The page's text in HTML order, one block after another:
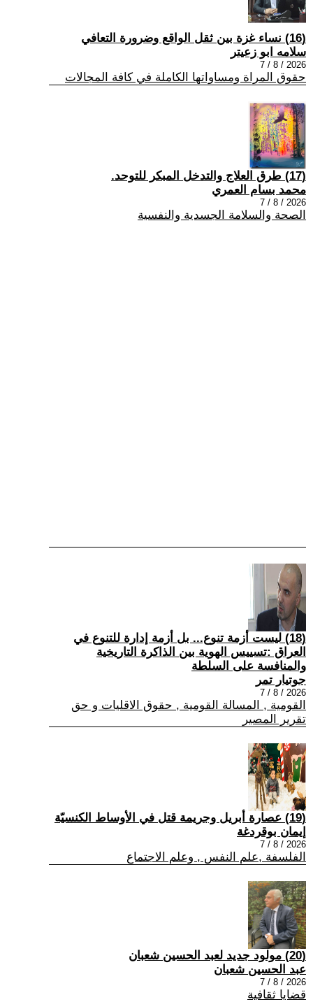
(16) نساء غزة بين ثقل الواقع وضرورة التعافي
سلامه ابو زعيتر
2026 / 8 / 7
حقوق المراة ومساواتها الكاملة في كافة المجالات
(17) طرق العلاج والتدخل المبكر للتوحد.
محمد بسام العمري
2026 / 8 / 7
الصحة والسلامة الجسدية والنفسية
(18) ليست أزمة تنوع... بل أزمة إدارة للتنوع في
العراق :تسييس الهوية بين الذاكرة التاريخية
والمنافسة على السلطة
جوتيار تمر
2026 / 8 / 7
القومية , المسالة القومية , حقوق الاقليات و حق
تقرير المصير
(19) عصارة أبريل وجريمة قتل في الأوساط الكنسيّة
إيمان بوقردغة
2026 / 8 / 7
الفلسفة ,علم النفس , وعلم الاجتماع
(20) مولود جديد لعبد الحسين شعبان
عبد الحسين شعبان
2026 / 8 / 7
قضايا ثقافية